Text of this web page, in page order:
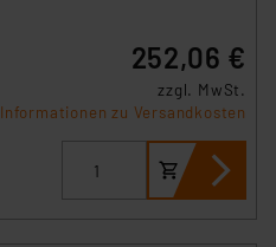
252,06 €
zzgl. MwSt.
Informationen zu Versandkosten